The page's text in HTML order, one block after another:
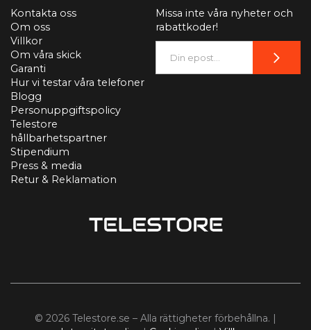
Kontakta oss
Om oss
Villkor
Om våra skick
Garanti
Hur vi testar våra telefoner
Blogg
Personuppgiftspolicy
Telestore
hållbarhetspartner
Stipendium
Press & media
Retur & Reklamation
Missa inte våra nyheter och
rabattkoder!
© 2026 Telestore.se – Alla rättigheter förbehållna. |